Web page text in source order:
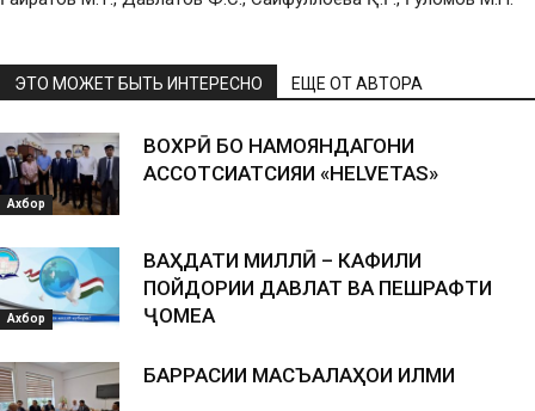
ЭТО МОЖЕТ БЫТЬ ИНТЕРЕСНО ЕЩЕ ОТ АВТОРА
Ахбор
ВОХӮРӢ БО НАМОЯНДАГОНИ
АССОТСИАТСИЯИ «HELVETAS»
Ахбор
ВАҲДАТИ МИЛЛӢ – КАФИЛИ
ПОЙДОРИИ ДАВЛАТ ВА ПЕШРАФТИ
ҶОМЕА
БАРРАСИИ МАСЪАЛАҲОИ ИЛМИ